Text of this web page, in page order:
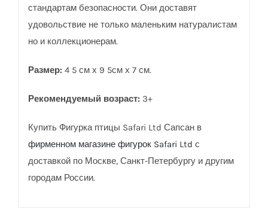
стандартам безопасности. Они доставят
удовольствие не только маленьким натуралистам
но и коллекционерам.
Размер: 4 5 см х 9 5см х 7 см.
Рекомендуемый возраст: 3+
Купить Фигурка птицы Safari Ltd Сапсан в
фирменном магазине фигурок Safari Ltd с
доставкой по Москве, Санкт-Петербургу и другим
городам России.